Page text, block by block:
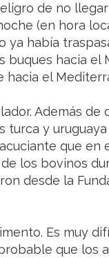
de no llegar
(en hora
ya había
buques hacia el
hacia el
Además de
turca y
que en
los bovinos
desde la
Es muy
que los